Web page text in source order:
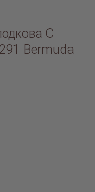
С
Bermuda